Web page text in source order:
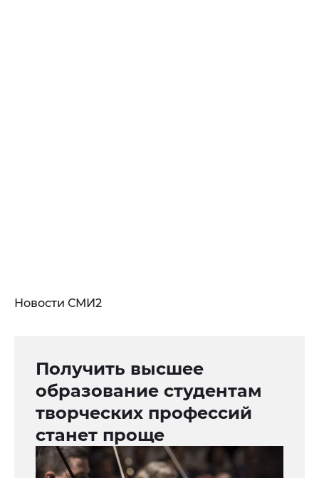
Новости СМИ2
Получить высшее
образование студентам
творческих профессий
станет проще